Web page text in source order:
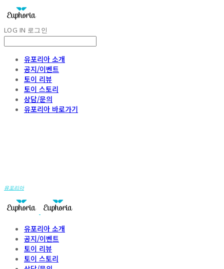
LOG IN 로그인
유포리아 소개
공지/이벤트
토이 리뷰
토이 스토리
상담/문의
유포리아 바로가기
유포리아
유포리아 소개
공지/이벤트
토이 리뷰
토이 스토리